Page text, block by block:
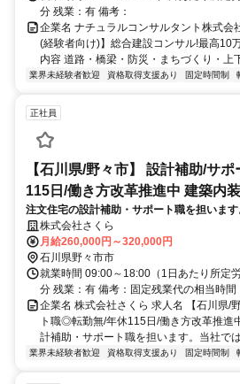
分 残業：有 備考：
企業名 ナチュラルコンサルタント株式会
(経験者向け)】総合建設コンサル!最高10
内容 道路・橋梁・防災・まちづくり・上
業界未経験者歓迎 資格取得支援あり 固定時間制
正社員
【石川県/野々市】 設計補助/サ
115日/働き方改革推進中 建築内
注文住宅の設計補助・サポート職を担いま
環として設計部門のサポート職を増員募集
でお客様好みにカスタマイズできる「自由設
す。
株式会社さくら
月給260,000円～320,000円
石川県野々市市
就業時間 09:00～18:00（1日あたり所定
分 残業：有 備考：固定残業代の相当時間
企業名 株式会社さくら 求人名 【石川県/
ト職◎転勤無/年休115日/働き方改革推進
計補助・サポート職を担います。当社で
業界未経験者歓迎 資格取得支援あり 固定時間制